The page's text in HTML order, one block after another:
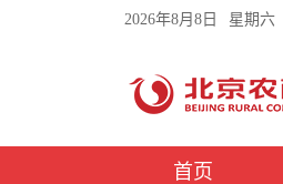
2026年8月8日 星期六
首页